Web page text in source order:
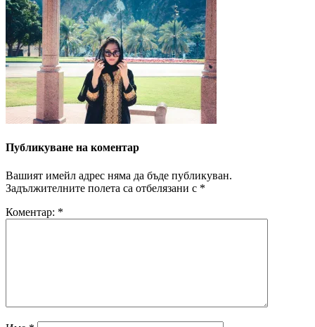
Публикуване на коментар
Вашият имейл адрес няма да бъде публикуван.
Задължителните полета са отбелязани с *
Коментар: *